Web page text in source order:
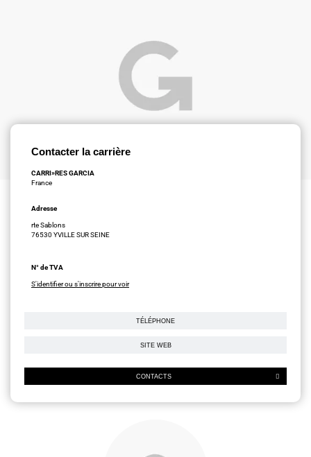
Contacter la carrière
CARRI»RES GARCIA
France
Adresse
rte Sablons
76530 YVILLE SUR SEINE
N° de TVA
S'identifier ou s'inscrire pour voir
TÉLÉPHONE
SITE WEB
CONTACTS